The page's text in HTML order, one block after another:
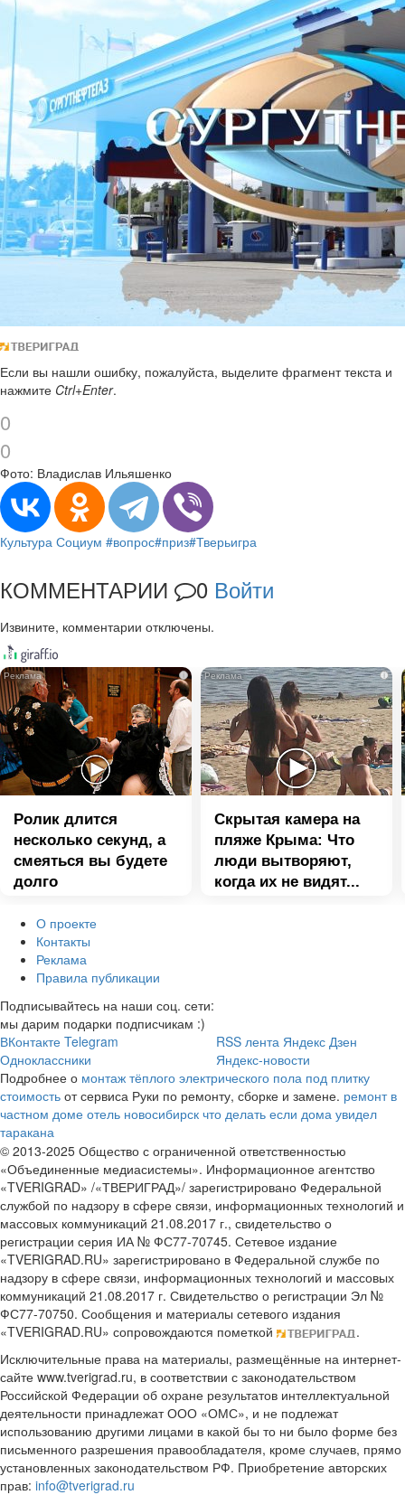
Если вы нашли ошибку, пожалуйста, выделите фрагмент текста и
нажмите Ctrl+Enter.
0
0
Фото: Владислав Ильяшенко
Культура Социум #вопрос#приз#Тверьигра
КОММЕНТАРИИ 0 Войти
Извините, комментарии отключены.
i
Ролик длится
несколько секунд, а
смеяться вы будете
долго
i
Скрытая камера на
пляже Крыма: Что
люди вытворяют,
когда их не видят...
О проекте
Контакты
Реклама
Правила публикации
Подписывайтесь на наши соц. сети:
мы дарим подарки подписчикам :)
ВКонтакте Telegram
Одноклассники
RSS лента Яндекс Дзен
Яндекс-новости
Подробнее о монтаж тёплого электрического пола под плитку
стоимость от сервиса Руки по ремонту, сборке и замене. ремонт в
частном доме отель новосибирск что делать если дома увидел
таракана
© 2013-2025 Общество с ограниченной ответственностью
«Объединенные медиасистемы». Информационное агентство
«TVERIGRAD» /«ТВЕРИГРАД»/ зарегистрировано Федеральной
службой по надзору в сфере связи, информационных технологий и
массовых коммуникаций 21.08.2017 г., свидетельство о
регистрации серия ИА № ФС77-70745. Сетевое издание
«TVERIGRAD.RU» зарегистрировано в Федеральной службе по
надзору в сфере связи, информационных технологий и массовых
коммуникаций 21.08.2017 г. Свидетельство о регистрации Эл №
ФС77-70750. Сообщения и материалы сетевого издания
«TVERIGRAD.RU» сопровождаются пометкой
.
Исключительные права на материалы, размещённые на интернет-
сайте www.tverigrad.ru, в соответствии с законодательством
Российской Федерации об охране результатов интеллектуальной
деятельности принадлежат ООО «ОМС», и не подлежат
использованию другими лицами в какой бы то ни было форме без
письменного разрешения правообладателя, кроме случаев, прямо
установленных законодательством РФ. Приобретение авторских
прав: info@tverigrad.ru